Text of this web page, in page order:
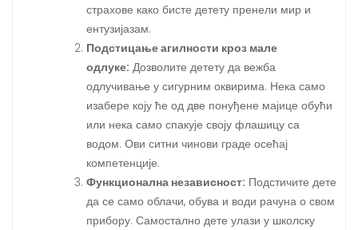
страхове како бисте детету пренели мир и
ентузијазам.
Подстицање агилности кроз мале
одлуке: Дозволите детету да вежба
одлучивање у сигурним оквирима. Нека само
изабере коју ће од две понуђене мајице обући
или нека само спакује своју флашицу са
водом. Ови ситни чинови граде осећај
компетенције.
Функционална независност: Подстичите дете
да се само облачи, обува и води рачуна о свом
прибору. Самостално дете улази у школску